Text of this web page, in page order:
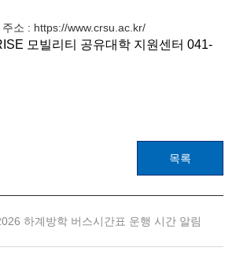
소 : https://www.crsu.ac.kr/
모빌리티 공유대학 지원센터 041-
목록
하계방학 버스시간표 운행 시간 알림